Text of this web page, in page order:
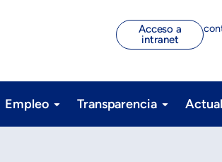
Acceso a
intranet
Empleo Transparencia